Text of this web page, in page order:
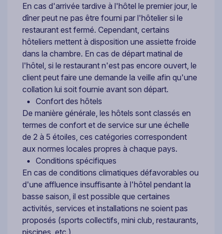
En cas d'arrivée tardive à l'hôtel le premier jour, le
dîner peut ne pas être fourni par l'hôtelier si le
restaurant est fermé. Cependant, certains
hôteliers mettent à disposition une assiette froide
dans la chambre. En cas de départ matinal de
l'hôtel, si le restaurant n'est pas encore ouvert, le
client peut faire une demande la veille afin qu'une
collation lui soit fournie avant son départ.
Confort des hôtels
De manière générale, les hôtels sont classés en
termes de confort et de service sur une échelle
de 2 à 5 étoiles, ces catégories correspondent
aux normes locales propres à chaque pays.
Conditions spécifiques
En cas de conditions climatiques défavorables ou
d'une affluence insuffisante à l'hôtel pendant la
basse saison, il est possible que certaines
activités, services et installations ne soient pas
proposés (sports collectifs, mini club, restaurants,
piscines, etc.).